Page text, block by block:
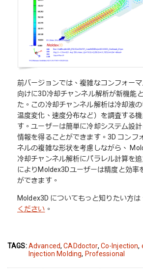
前バージョンでは、複雑なコンフォー
向けに3D冷却チャンネル解析が新機能
た。この冷却チャンネル解析は冷却液
温度変化、速度分布など）を調査する
す。ユーザーは簡単に冷却システム設
情報を得ることができます。3D コンフ
ネルの複雑な形状を考慮しながら、
冷却チャンネル解析にパラレル計算を
によりMoldex3Dユーザーは精度と効率
ができます。
Moldex3D についてもっと知りたい方は
ください 。
TAGS:Advanced,CADdoctor, Co-Injection,
Injection Molding, Professional